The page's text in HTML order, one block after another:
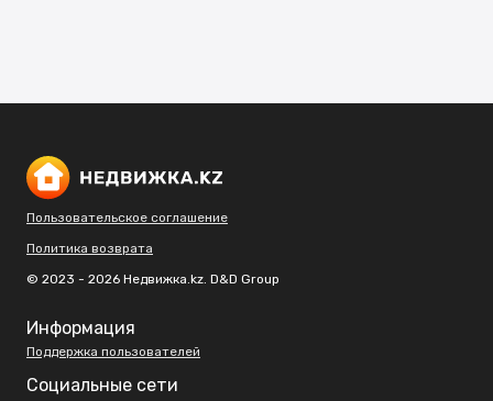
Пользовательское соглашение
Политика возврата
© 2023 - 2026 Недвижка.kz. D&D Group
Информация
Поддержка пользователей
Социальные сети